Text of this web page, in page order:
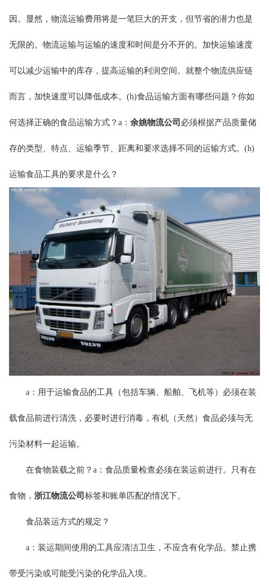
因。显然，物流运输费用将是一笔巨大的开支，但节省的潜力也是
无限的。物流运输与运输的速度和时间是分不开的。加快运输速度
可以减少运输中的库存，提高运输的利润空间。就整个物流供应链
而言，加快速度可以降低成本。(h)食品运输方面有哪些问题？你如
何选择正确的食品运输方式？a： 余姚物流公司 必须根据产品质量储
存的类型、特点、运输季节、距离和要求选择不同的运输方式。(h)
运输食品工具的要求是什么？
a：用于运输食品的工具（包括车辆、船舶、飞机等）必须在装
载食品前进行清洗，必要时进行消毒，有机（天然）食品必须与无
污染材料一起运输。
在食物装载之前？a：食品质量检查必须在装运前进行。只有在
食物， 浙江物流公司 标签和账单匹配的情况下。
食品装运方式的规定？
a：装运期间使用的工具应清洁卫生，不应含有化学品。禁止携
带受污染或可能受污染的化学品入境。